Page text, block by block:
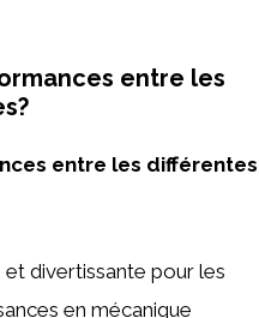
entre les
entre les différentes
divertissante pour les
en mécanique